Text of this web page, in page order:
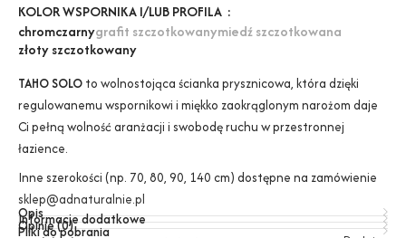
KOLOR WSPORNIKA I/LUB PROFILA
chromczarnygrafit szczotkowanymiedź szczotkowana
złoty szczotkowany
TAHO SOLO to wolnostojąca ścianka prysznicowa, która dzięki
regulowanemu wspornikowi i miękko zaokrąglonym narożom daje
Ci pełną wolność aranżacji i swobodę ruchu w przestronnej
łazience.
Inne szerokości (np. 70, 80, 90, 140 cm) dostępne na zamówienie
sklep@adnaturalnie.pl
Opis
Informacje dodatkowe
Opinie (0)
Pliki do pobrania